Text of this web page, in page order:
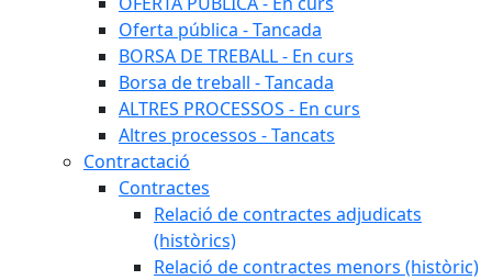
Oferta pública - Tancada
BORSA DE TREBALL - En curs
Borsa de treball - Tancada
ALTRES PROCESSOS - En curs
Altres processos - Tancats
Contractació
Contractes
Relació de contractes adjudicats
(històrics)
Relació de contractes menors (històric)